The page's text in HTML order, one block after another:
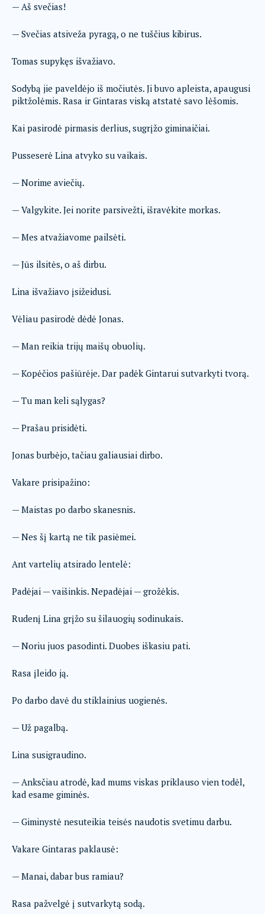
— Aš svečias!
— Svečias atsiveža pyragą, o ne tuščius kibirus.
Tomas supykęs išvažiavo.
Sodybą jie paveldėjo iš močiutės. Ji buvo apleista, apaugusi
piktžolėmis. Rasa ir Gintaras viską atstatė savo lėšomis.
Kai pasirodė pirmasis derlius, sugrįžo giminaičiai.
Pusseserė Lina atvyko su vaikais.
— Norime aviečių.
— Valgykite. Jei norite parsivežti, išravėkite morkas.
— Mes atvažiavome pailsėti.
— Jūs ilsitės, o aš dirbu.
Lina išvažiavo įsižeidusi.
Vėliau pasirodė dėdė Jonas.
— Man reikia trijų maišų obuolių.
— Kopėčios pašiūrėje. Dar padėk Gintarui sutvarkyti tvorą.
— Tu man keli sąlygas?
— Prašau prisidėti.
Jonas burbėjo, tačiau galiausiai dirbo.
Vakare prisipažino:
— Maistas po darbo skanesnis.
— Nes šį kartą ne tik pasiėmei.
Ant vartelių atsirado lentelė:
Padėjai — vaišinkis. Nepadėjai — grožėkis.
Rudenį Lina grįžo su šilauogių sodinukais.
— Noriu juos pasodinti. Duobes iškasiu pati.
Rasa įleido ją.
Po darbo davė du stiklainius uogienės.
— Už pagalbą.
Lina susigraudino.
— Anksčiau atrodė, kad mums viskas priklauso vien todėl,
kad esame giminės.
— Giminystė nesuteikia teisės naudotis svetimu darbu.
Vakare Gintaras paklausė:
— Manai, dabar bus ramiau?
Rasa pažvelgė į sutvarkytą sodą.